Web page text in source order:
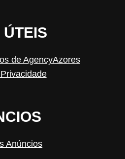
de AgencyAzores
Anúncios